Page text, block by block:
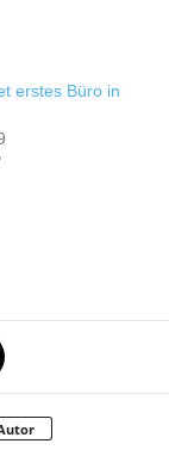
erstes Büro in